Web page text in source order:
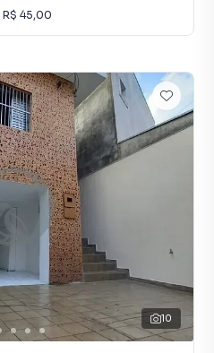
R$ 45,00
10